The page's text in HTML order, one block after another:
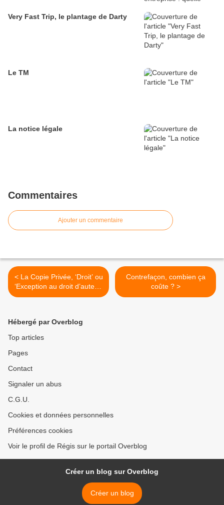
Very Fast Trip, le plantage de Darty
Le TM
La notice légale
Commentaires
Ajouter un commentaire
< La Copie Privée, ‘Droit’ ou
‘Exception au droit d’auteur’
?
Contrefaçon, combien ça
coûte ? >
Hébergé par Overblog
Top articles
Pages
Contact
Signaler un abus
C.G.U.
Cookies et données personnelles
Préférences cookies
Voir le profil de Régis sur le portail Overblog
Créer un blog sur Overblog
Créer un blog